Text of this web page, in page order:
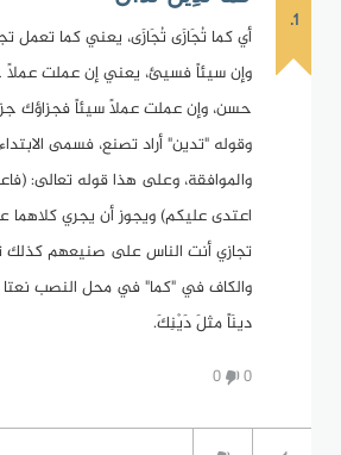
1.
أي كما تُجَازَى تُجَازَى، يعني كما تعمل
وإن سيئاً فسيئ، يعني إن عملت عملاً
حسن، وإن عملت عملاً سيئاً فجزاؤك
وقوله "تدين" أراد تصنع، فسمى
والموافقة، وعلى هذا قوله تعالى:
اعتدى عليكم) ويجوز أن يجري كلاهما
تجازي أنت الناس على صنيعهم
والكاف في "كما" في محل النصب نعتا
دينَاً مثلَ دَيْنِكَ.
0
0